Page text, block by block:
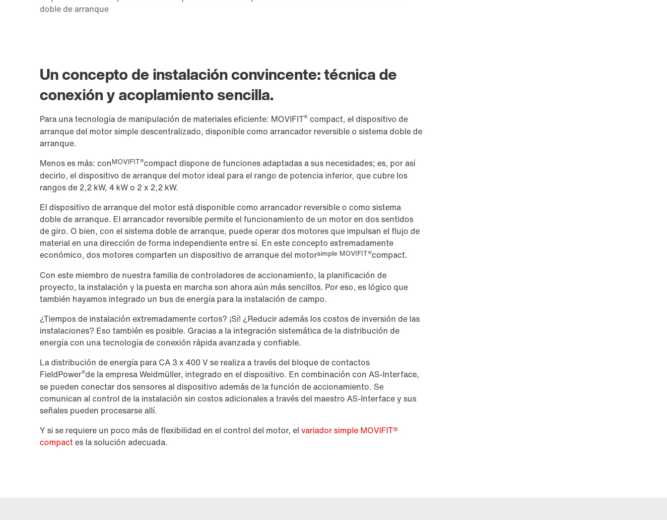
Un concepto de instalación convincente: técnica de
conexión y acoplamiento sencilla.
Para una tecnología de manipulación de materiales eficiente: MOVIFIT® compact, el dispositivo de
arranque del motor simple descentralizado, disponible como arrancador reversible o sistema doble de
arranque.
Menos es más: conMOVIFIT®compact dispone de funciones adaptadas a sus necesidades; es, por así
decirlo, el dispositivo de arranque del motor ideal para el rango de potencia inferior, que cubre los
rangos de 2,2 kW, 4 kW o 2 x 2,2 kW.
El dispositivo de arranque del motor está disponible como arrancador reversible o como sistema
doble de arranque. El arrancador reversible permite el funcionamiento de un motor en dos sentidos
de giro. O bien, con el sistema doble de arranque, puede operar dos motores que impulsan el flujo de
material en una dirección de forma independiente entre sí. En este concepto extremadamente
económico, dos motores comparten un dispositivo de arranque del motorsimple MOVIFIT®compact.
Con este miembro de nuestra familia de controladores de accionamiento, la planificación de
proyecto, la instalación y la puesta en marcha son ahora aún más sencillos. Por eso, es lógico que
también hayamos integrado un bus de energía para la instalación de campo.
¿Tiempos de instalación extremadamente cortos? ¡Sí! ¿Reducir además los costos de inversión de las
instalaciones? Eso también es posible. Gracias a la integración sistemática de la distribución de
energía con una tecnología de conexión rápida avanzada y confiable.
La distribución de energía para CA 3 x 400 V se realiza a través del bloque de contactos
FieldPower®de la empresa Weidmüller, integrado en el dispositivo. En combinación con AS-Interface,
se pueden conectar dos sensores al dispositivo además de la función de accionamiento. Se
comunican al control de la instalación sin costos adicionales a través del maestro AS-Interface y sus
señales pueden procesarse allí.
Y si se requiere un poco más de flexibilidad en el control del motor, el variador simple MOVIFIT®
compactes la solución adecuada.